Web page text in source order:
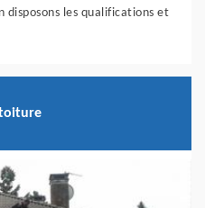
les qualifications et
toiture